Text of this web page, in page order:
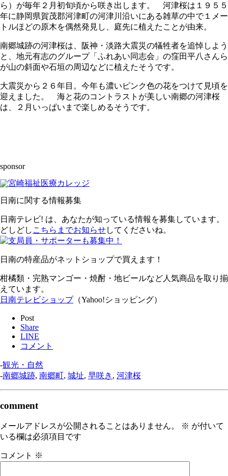
ら）が毎年２月初旬頃から咲き出します。 河津桜は１９５５
年に静岡県賀茂郡河津町の河津川沿いにある雑草の中で１メー
トルほどの原木を偶然発見し、庭先に植えたことが由来。
南郷城跡の河津桜は、阪神・淡路大震災の犠牲者を追悼しよう
と、地元有志のグループ「ふれあい同志会」の窪田平八さんら
が山の斜面や石垣の周辺などに植えたそうです。
大震災から２６年目。今年も濃いピンク色の花をつけて見頃を
迎えました。 海と花のコントラストが美しい南郷の河津桜
は、２月いっぱいまで楽しめるそうです。
sponsor
日南に関する情報募集
日南テレビ! は、あなたが知っている情報を募集しています。
どしどし こちらまでお知らせしてくださいね。
日南の特産品がネットショップで買えます！
柑橘類・完熟マンゴー・焼酎・地ビールなど人気商品を取り揃
えています。
日南テレビショップ（Yahoo!ショッピング）
Post
Share
LINE
コメント
-観光・自然
-南郷城跡, 南郷町, 城址, 早咲き , 河津桜
comment
メールアドレスが公開されることはありません。 ※ が付いて
いる欄は必須項目です
コメント ※